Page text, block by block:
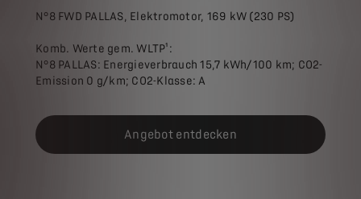
N°8 FWD PALLAS, Elektromotor, 169 kW (230 PS)
Komb. Werte gem. WLTP¹:
N°8 PALLAS: Energieverbrauch 15,7 kWh/100 km; CO2-
Emission 0 g/km; CO2-Klasse: A
Angebot entdecken